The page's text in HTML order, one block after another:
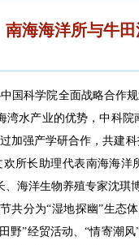
南海海洋所与牛
科学院全面战略合作
湾水产业的优势，中科
加强产学研合作，共建
所长助理代表南海海
海洋生物养殖专家沈琪
分为“湿地探幽”生态
野”经贸活动、“情寄潮